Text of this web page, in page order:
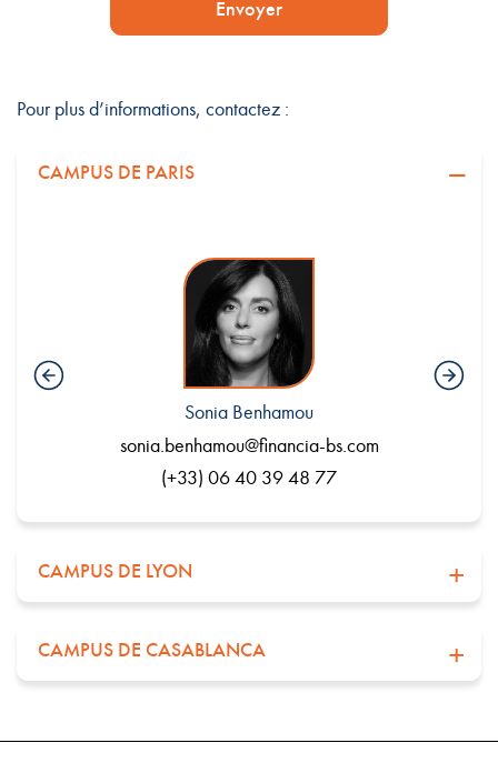
Envoyer
Pour plus d’informations, contactez :
CAMPUS DE PARIS
Sonia Benhamou
sonia.benhamou@financia-bs.com
(+33) 06 40 39 48 77
CAMPUS DE LYON
CAMPUS DE CASABLANCA